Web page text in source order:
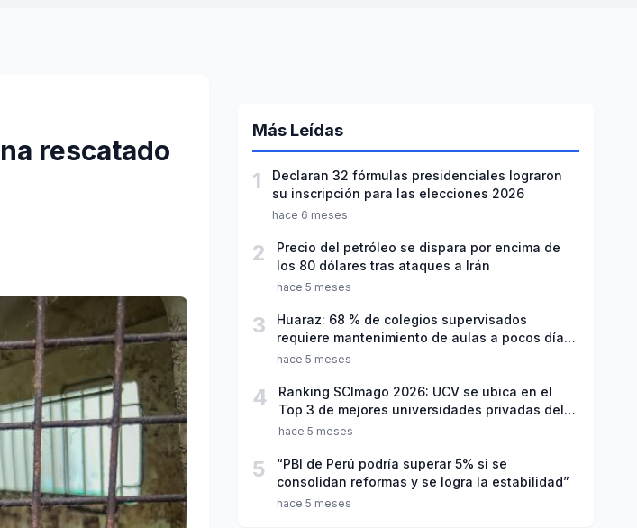
rescatado
Más Leídas
1
Declaran 32 fórmulas presidenciales lograron
su inscripción para las elecciones 2026
hace 6 meses
2
Precio del petróleo se dispara por encima de
los 80 dólares tras ataques a Irán
hace 5 meses
3
Huaraz: 68 % de colegios supervisados
requiere mantenimiento de aulas a pocos días
de inicio del año escolar 2026
hace 5 meses
4
Ranking SCImago 2026: UCV se ubica en el
Top 3 de mejores universidades privadas del
Perú
hace 5 meses
5
“PBI de Perú podría superar 5% si se
consolidan reformas y se logra la estabilidad”
hace 5 meses